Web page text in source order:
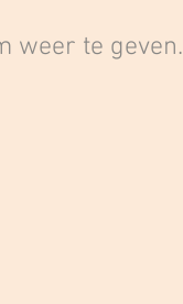
weer te geven.